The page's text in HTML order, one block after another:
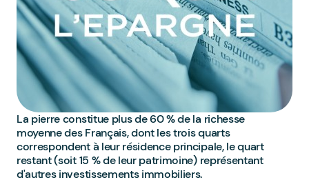
La pierre constitue plus de 60 % de la richesse
moyenne des Français, dont les trois quarts
correspondent à leur résidence principale, le quart
restant (soit 15 % de leur patrimoine) représentant
d'autres investissements immobiliers.